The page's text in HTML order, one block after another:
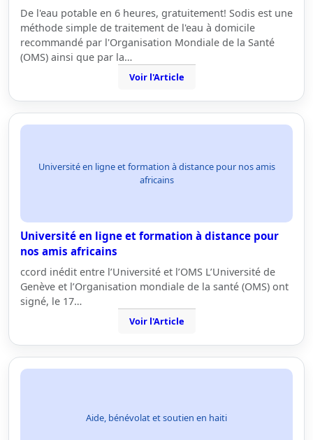
De l'eau potable en 6 heures, gratuitement! Sodis est une
méthode simple de traitement de l'eau à domicile
recommandé par l'Organisation Mondiale de la Santé
(OMS) ainsi que par la…
Voir l'Article
Université en ligne et formation à distance pour nos amis
africains
Université en ligne et formation à distance pour
nos amis africains
ccord inédit entre l’Université et l’OMS L’Université de
Genève et l’Organisation mondiale de la santé (OMS) ont
signé, le 17…
Voir l'Article
Aide, bénévolat et soutien en haiti